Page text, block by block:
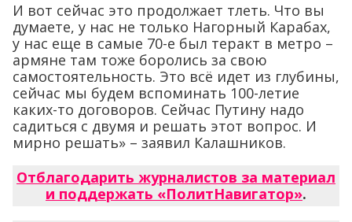
И вот сейчас это продолжает тлеть. Что вы
думаете, у нас не только Нагорный Карабах,
у нас еще в самые 70-е был теракт в метро –
армяне там тоже боролись за свою
самостоятельность. Это всё идет из глубины,
сейчас мы будем вспоминать 100-летие
каких-то договоров. Сейчас Путину надо
садиться с двумя и решать этот вопрос. И
мирно решать» – заявил Калашников.
Отблагодарить журналистов за материал
и поддержать «ПолитНавигатор».